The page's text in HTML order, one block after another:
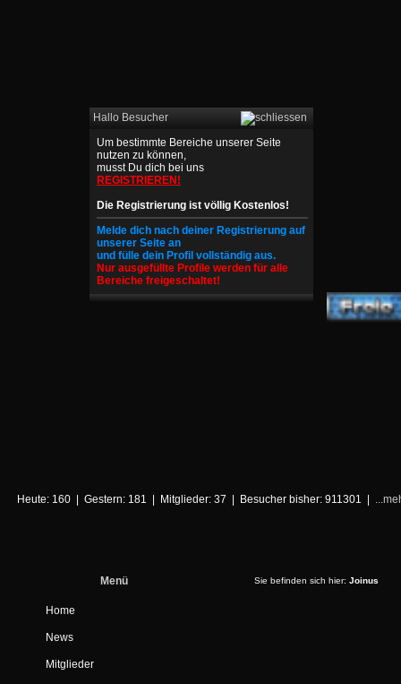
Hallo Besucher
Um bestimmte Bereiche unserer Seite
nutzen zu können,
musst Du dich bei uns
REGISTRIEREN!
Die Registrierung ist völlig Kostenlos!
Melde dich nach deiner Registrierung auf
unserer Seite an
und fülle dein Profil vollständig aus.
Nur ausgefüllte Profile werden für alle
Bereiche freigeschaltet!
Heute: 160 | Gestern: 181 | Mitglieder: 37 | Besucher bisher: 911301 |
Menü
Home
News
Mitglieder
Sie befinden sich hier: Joinus